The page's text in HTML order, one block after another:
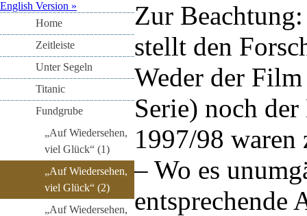
English Version »
Home
Zeitleiste
Unter Segeln
Titanic
Fundgrube
„Auf Wiedersehen,
viel Glück“ (1)
„Auf Wiedersehen,
viel Glück“ (2)
„Auf Wiedersehen,
Zur
stellt den
Weder der
Serie) noch
1997/98 waren
– Wo es
entsprechende